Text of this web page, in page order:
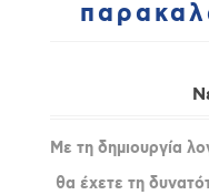
Με τη δημιουργία
θα έχετε τη